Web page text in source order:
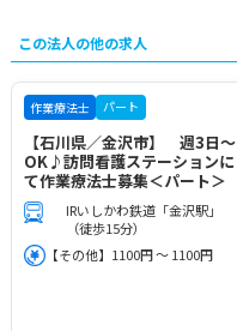
この法人の他の求人
作業療法士 パート
【石川県／金沢市】 週3日～
OK♪訪問看護ステーションに
て作業療法士募集＜パート＞
IRいしかわ鉄道「金沢駅」
（徒歩15分）
【その他】1100円 ～ 1100円